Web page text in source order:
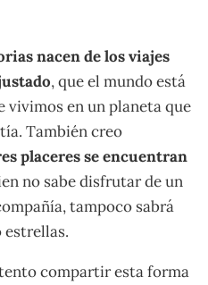
nacen de los viajes
, que el mundo está
vivimos en un planeta que
También creo
placeres se encuentran
no sabe disfrutar de un
tampoco sabrá
compartir esta forma